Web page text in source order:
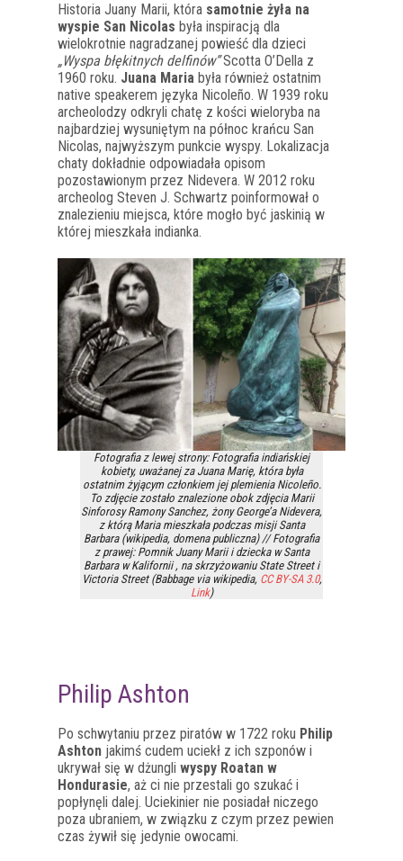
Historia Juany Marii, która samotnie żyła na
wyspie San Nicolas była inspiracją dla
wielokrotnie nagradzanej powieść dla dzieci
„Wyspa błękitnych delfinów”Scotta O’Della z
1960 roku. Juana Maria była również ostatnim
native speakerem języka Nicoleño. W 1939 roku
archeolodzy odkryli chatę z kości wieloryba na
najbardziej wysuniętym na północ krańcu San
Nicolas, najwyższym punkcie wyspy. Lokalizacja
chaty dokładnie odpowiadała opisom
pozostawionym przez Nidevera. W 2012 roku
archeolog Steven J. Schwartz poinformował o
znalezieniu miejsca, które mogło być jaskinią w
której mieszkała indianka.
Fotografia z lewej strony: Fotografia indiańskiej
kobiety, uważanej za Juana Marię, która była
ostatnim żyjącym członkiem jej plemienia Nicoleño.
To zdjęcie zostało znalezione obok zdjęcia Marii
Sinforosy Ramony Sanchez, żony George’a Nidevera,
z którą Maria mieszkała podczas misji Santa
Barbara (wikipedia, domena publiczna) // Fotografia
z prawej: Pomnik Juany Marii i dziecka w Santa
Barbara w Kalifornii , na skrzyżowaniu State Street i
Victoria Street (Babbage via wikipedia, CC BY-SA 3.0,
Link)
Philip Ashton
Po schwytaniu przez piratów w 1722 roku Philip
Ashton jakimś cudem uciekł z ich szponów i
ukrywał się w dżungli wyspy Roatan w
Hondurasie, aż ci nie przestali go szukać i
popłynęli dalej. Uciekinier nie posiadał niczego
poza ubraniem, w związku z czym przez pewien
czas żywił się jedynie owocami.